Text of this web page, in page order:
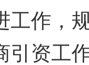
工作，
引资工